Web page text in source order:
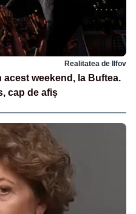
Realitatea de Ilfov
acest weekend, la Buftea.
cap de afiș